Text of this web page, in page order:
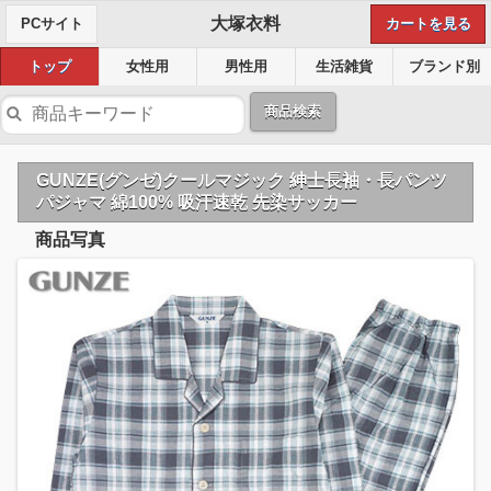
PCサイト 大塚衣料 カートを見る
トップ 女性用 男性用 生活雑貨 ブランド別
商品検索
GUNZE(グンゼ)クールマジック 紳士長袖・長パンツ
パジャマ 綿100% 吸汗速乾 先染サッカー
商品写真